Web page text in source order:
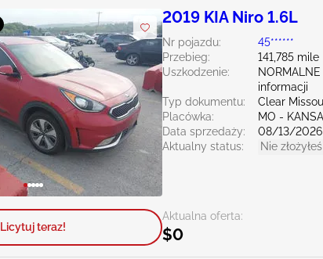
2019 KIA Niro 1.6L
Nr pojazdu:
45******
Przebieg:
141,785 mile
Uszkodzenie:
informacji
Typ dokumentu:
Clear
Placówka:
MO -
Data sprzedaży:
08/13/2026
Aktualny status:
Nie
Aktualna oferta:
$0
Licytuj teraz!